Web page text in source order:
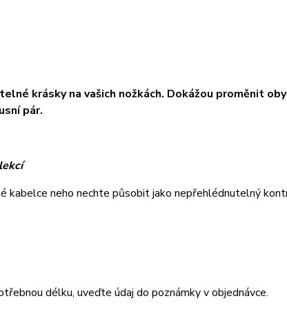
krásky na vašich nožkách. Dokážou proměnit
pár.
kabelce neho nechte působit jako nepřehlédnutelný
délku, uveďte údaj do poznámky v objednávce.